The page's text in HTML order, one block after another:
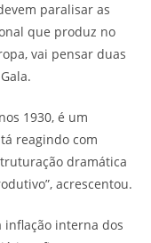
paralisar as
que produz no
vai pensar duas
1930, é um
reagindo com
dramática
acrescentou.
inflação interna dos